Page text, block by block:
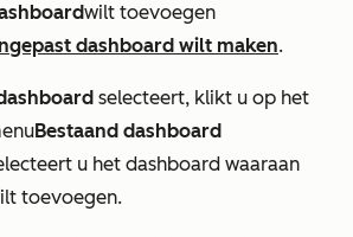
wilt toevoegen
dashboard wilt maken.
selecteert, klikt u op het
Bestaand dashboard
u het dashboard waaraan
toevoegen.